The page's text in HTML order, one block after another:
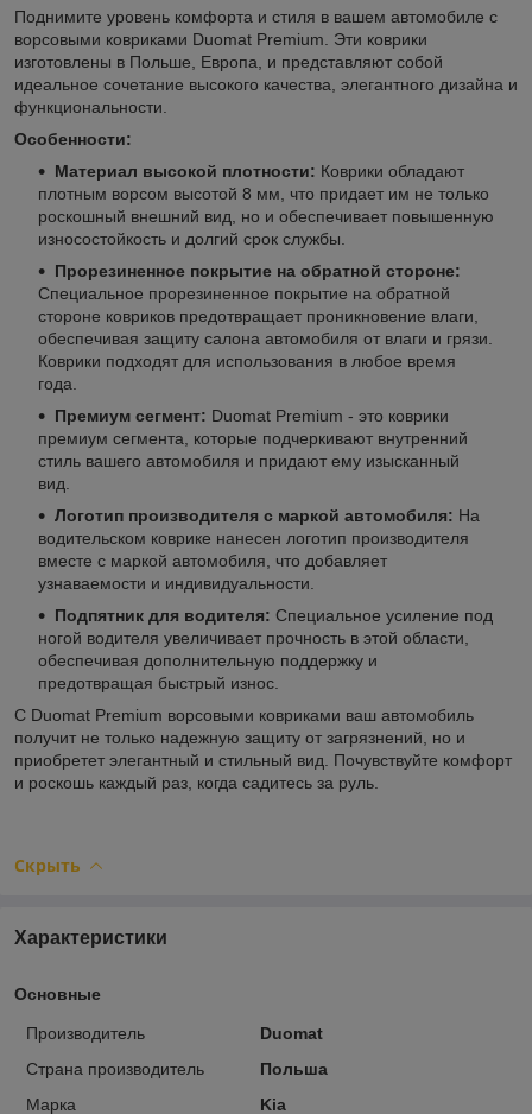
Поднимите уровень комфорта и стиля в вашем автомобиле с
ворсовыми ковриками Duomat Premium. Эти коврики
изготовлены в Польше, Европа, и представляют собой
идеальное сочетание высокого качества, элегантного дизайна и
функциональности.
Особенности:
Материал высокой плотности: Коврики обладают
плотным ворсом высотой 8 мм, что придает им не только
роскошный внешний вид, но и обеспечивает повышенную
износостойкость и долгий срок службы.
Прорезиненное покрытие на обратной стороне:
Специальное прорезиненное покрытие на обратной
стороне ковриков предотвращает проникновение влаги,
обеспечивая защиту салона автомобиля от влаги и грязи.
Коврики подходят для использования в любое время
года.
Премиум сегмент: Duomat Premium - это коврики
премиум сегмента, которые подчеркивают внутренний
стиль вашего автомобиля и придают ему изысканный
вид.
Логотип производителя с маркой автомобиля: На
водительском коврике нанесен логотип производителя
вместе с маркой автомобиля, что добавляет
узнаваемости и индивидуальности.
Подпятник для водителя: Специальное усиление под
ногой водителя увеличивает прочность в этой области,
обеспечивая дополнительную поддержку и
предотвращая быстрый износ.
С Duomat Premium ворсовыми ковриками ваш автомобиль
получит не только надежную защиту от загрязнений, но и
приобретет элегантный и стильный вид. Почувствуйте комфорт
и роскошь каждый раз, когда садитесь за руль.
Скрыть
Характеристики
Основные
Производитель
Duomat
Страна производитель
Польша
Марка
Kia